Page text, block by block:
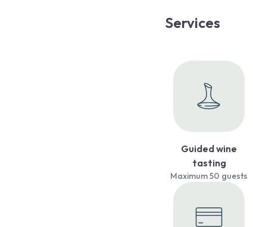
Services
Guided wine
tasting
Maximum 50 guests